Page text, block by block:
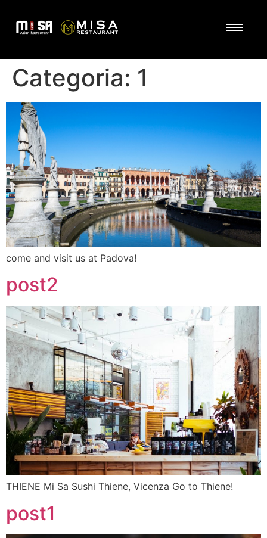
Categoria: 1
come and visit us at Padova!
post2
THIENE Mi Sa Sushi Thiene, Vicenza Go to Thiene!
post1